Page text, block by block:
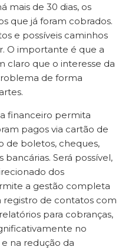
mais de 30 dias, os
que já foram cobrados.
e possíveis caminhos
O importante é que a
claro que o interesse da
de forma
financeiro permita
pagos via cartão de
de boletos, cheques,
Será possível,
dos
a gestão completa
registro de contatos com
para cobranças,
no
na redução da